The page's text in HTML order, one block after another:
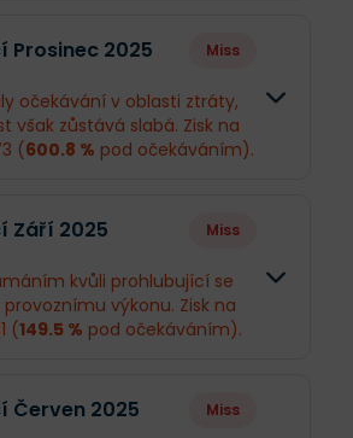
Prosinec 2025 Miss
očekávání v oblasti ztráty,
však zůstává slabá. Zisk na
(600.8 % pod očekáváním).
-$144,8 mil.
Září 2025 Miss
kvůli prohlubující se
výkonu. Zisk na
(149.5 % pod očekáváním).
Červen 2025 Miss